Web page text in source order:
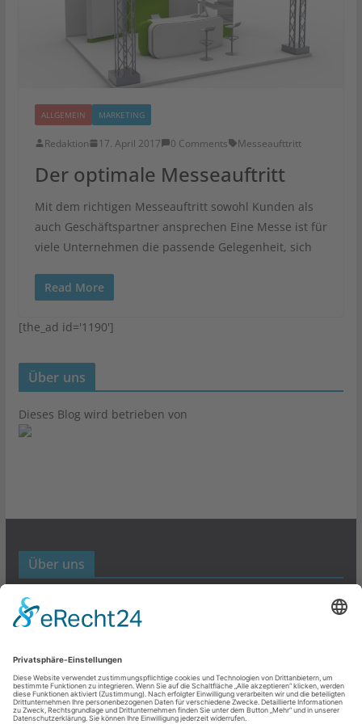
ALLGEMEIN MARKETING
Redaktion 17. April 2017 0 Comments Messeaufttritt
Der optimale Messeauftritt
Mit dem richtigen Messeauftritt sowohl Kunden als
auch Geschäftspartner ansprechen Eine Messe ist für
viele Unternehmen die passende Gelegenheit, sich
Read More
[the_ad id='1190']
Über uns
Dieses Blog wird betrieben von
Über uns
Werbund- und Marketing Blog
Links
Datenschutz
Impressum